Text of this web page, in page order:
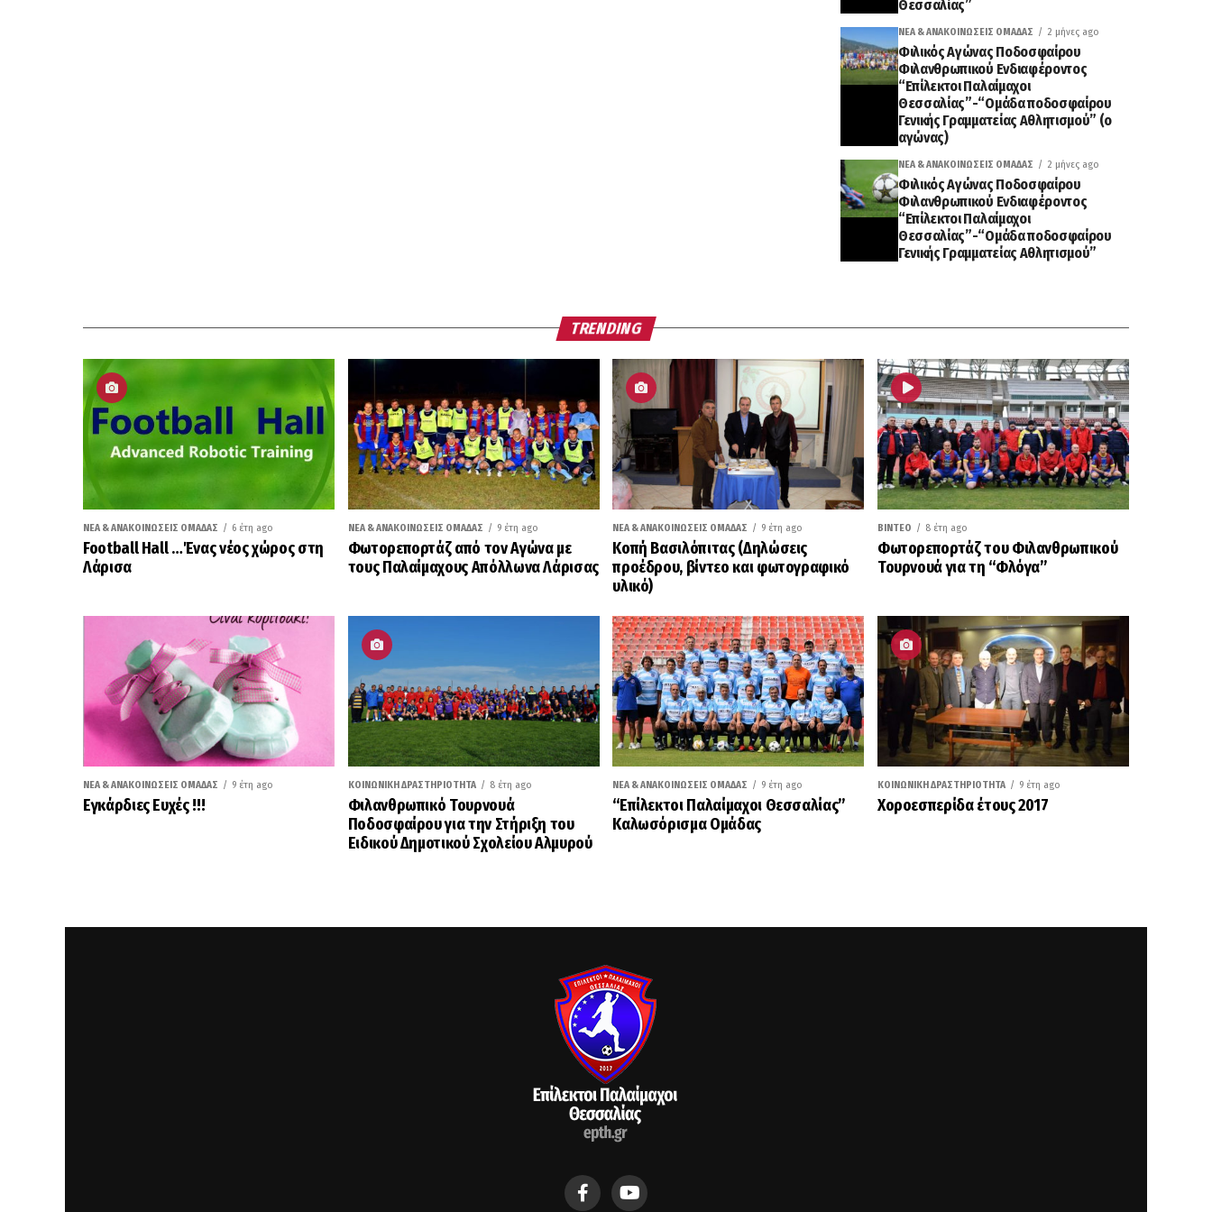
Θεσσαλίας”
ΝΈΑ & ΑΝΑΚΟΙΝΏΣΕΙΣ ΟΜΆΔΑΣ 2 μήνες ago
Φιλικός Αγώνας Ποδοσφαίρου
Φιλανθρωπικού Ενδιαφέροντος
“Επίλεκτοι Παλαίμαχοι
Θεσσαλίας”-“Ομάδα ποδοσφαίρου
Γενικής Γραμματείας Αθλητισμού” (ο
αγώνας)
ΝΈΑ & ΑΝΑΚΟΙΝΏΣΕΙΣ ΟΜΆΔΑΣ 2 μήνες ago
Φιλικός Αγώνας Ποδοσφαίρου
Φιλανθρωπικού Ενδιαφέροντος
“Επίλεκτοι Παλαίμαχοι
Θεσσαλίας”-“Ομάδα ποδοσφαίρου
Γενικής Γραμματείας Αθλητισμού”
TRENDING
ΝΈΑ & ΑΝΑΚΟΙΝΏΣΕΙΣ ΟΜΆΔΑΣ 6 έτη ago
Football Hall …Ένας νέος χώρος στη
Λάρισα
ΝΈΑ & ΑΝΑΚΟΙΝΏΣΕΙΣ ΟΜΆΔΑΣ 9 έτη ago
Φωτορεπορτάζ από τον Αγώνα με
τους Παλαίμαχους Απόλλωνα Λάρισας
ΝΈΑ & ΑΝΑΚΟΙΝΏΣΕΙΣ ΟΜΆΔΑΣ 9 έτη ago
Κοπή Βασιλόπιτας (Δηλώσεις
προέδρου, βίντεο και φωτογραφικό
υλικό)
ΒΊΝΤΕΟ 8 έτη ago
Φωτορεπορτάζ του Φιλανθρωπικού
Τουρνουά για τη “Φλόγα”
ΝΈΑ & ΑΝΑΚΟΙΝΏΣΕΙΣ ΟΜΆΔΑΣ 9 έτη ago
Εγκάρδιες Ευχές !!!
ΚΟΙΝΩΝΙΚΉ ΔΡΑΣΤΗΡΙΌΤΗΤΑ 8 έτη ago
Φιλανθρωπικό Τουρνουά
Ποδοσφαίρου για την Στήριξη του
Ειδικού Δημοτικού Σχολείου Αλμυρού
ΝΈΑ & ΑΝΑΚΟΙΝΏΣΕΙΣ ΟΜΆΔΑΣ 9 έτη ago
“Επίλεκτοι Παλαίμαχοι Θεσσαλίας”
Καλωσόρισμα Ομάδας
ΚΟΙΝΩΝΙΚΉ ΔΡΑΣΤΗΡΙΌΤΗΤΑ 9 έτη ago
Χοροεσπερίδα έτους 2017